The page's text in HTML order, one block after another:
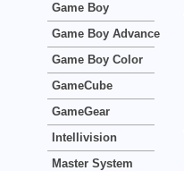
Game Boy
Game Boy Advance
Game Boy Color
GameCube
GameGear
Intellivision
Master System